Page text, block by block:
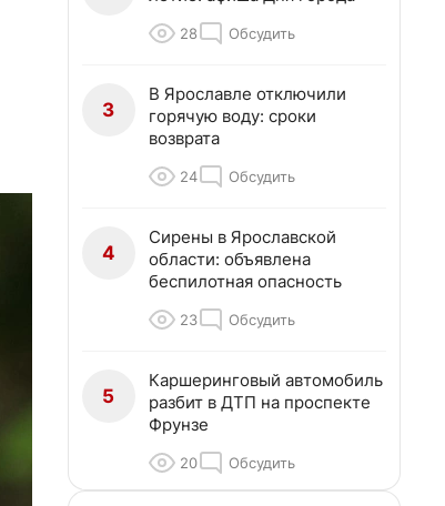
28 Обсудить
3
В Ярославле отключили
горячую воду: сроки
возврата
24 Обсудить
4
Сирены в Ярославской
области: объявлена
беспилотная опасность
23 Обсудить
5
Каршеринговый автомобиль
разбит в ДТП на проспекте
Фрунзе
20 Обсудить